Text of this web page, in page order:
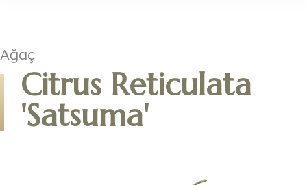
Ağaç
Citrus Reticulata
'Satsuma'